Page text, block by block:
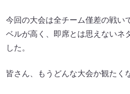
今回の大会は全チーム僅差の戦
ベルが高く、即席とは思えないネ
した。
皆さん、もうどんな大会か観たく